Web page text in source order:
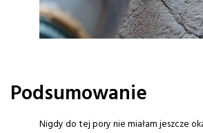
Podsumowanie
Nigdy do tej pory nie miałam jeszcze